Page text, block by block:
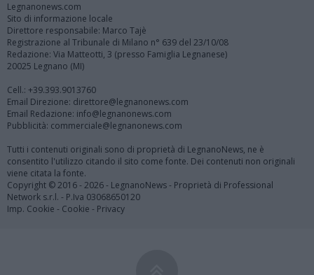
Legnanonews.com
Sito di informazione locale
Direttore responsabile: Marco Tajè
Registrazione al Tribunale di Milano n° 639 del 23/10/08
Redazione: Via Matteotti, 3 (presso Famiglia Legnanese)
20025 Legnano (MI)
Cell.: +39.393.9013760
Email Direzione: direttore@legnanonews.com
Email Redazione: info@legnanonews.com
Pubblicità: commerciale@legnanonews.com
Tutti i contenuti originali sono di proprietà di LegnanoNews, ne è
consentito l'utilizzo citando il sito come fonte. Dei contenuti non originali
viene citata la fonte.
Copyright © 2016 - 2026 - LegnanoNews - Proprietà di Professional
Network s.r.l. - P.Iva 03068650120
Imp. Cookie - Cookie - Privacy